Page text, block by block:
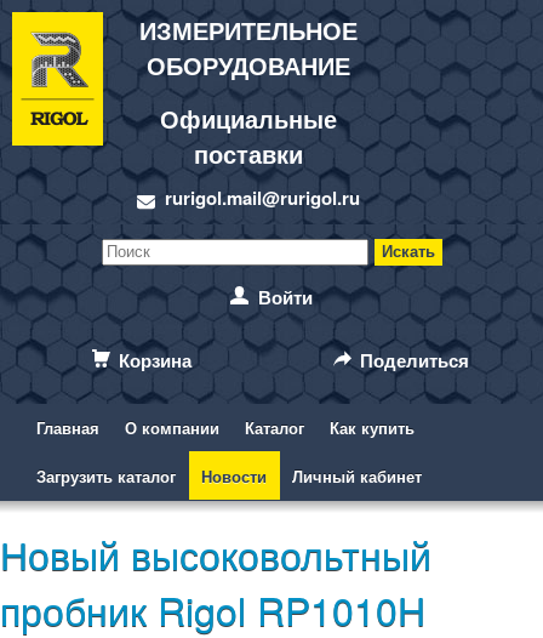
ИЗМЕРИТЕЛЬНОЕ
ОБОРУДОВАНИЕ
Официальные
поставки
rurigol.mail@rurigol.ru
Войти
Корзина Поделиться
Главная О компании Каталог Как купить
Загрузить каталог Новости Личный кабинет
Новый высоковольтный
пробник Rigol RP1010H